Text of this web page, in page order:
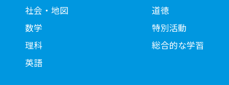
社会・地図
数学
理科
英語
道徳
特別活動
総合的な学習